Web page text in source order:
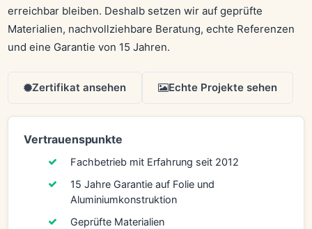
erreichbar bleiben. Deshalb setzen wir auf geprüfte
Materialien, nachvollziehbare Beratung, echte Referenzen
und eine Garantie von 15 Jahren.
Zertifikat ansehen Echte Projekte sehen
Vertrauenspunkte
Fachbetrieb mit Erfahrung seit 2012
15 Jahre Garantie auf Folie und
Aluminiumkonstruktion
Geprüfte Materialien